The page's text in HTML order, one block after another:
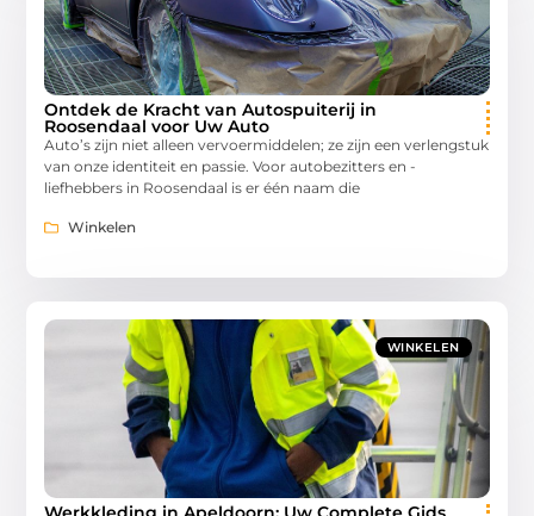
Ontdek de Kracht van Autospuiterij in
Roosendaal voor Uw Auto
Auto’s zijn niet alleen vervoermiddelen; ze zijn een verlengstuk
van onze identiteit en passie. Voor autobezitters en -
liefhebbers in Roosendaal is er één naam die
Winkelen
WINKELEN